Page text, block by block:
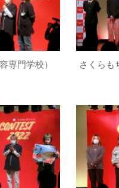
専門学校）
さくらも